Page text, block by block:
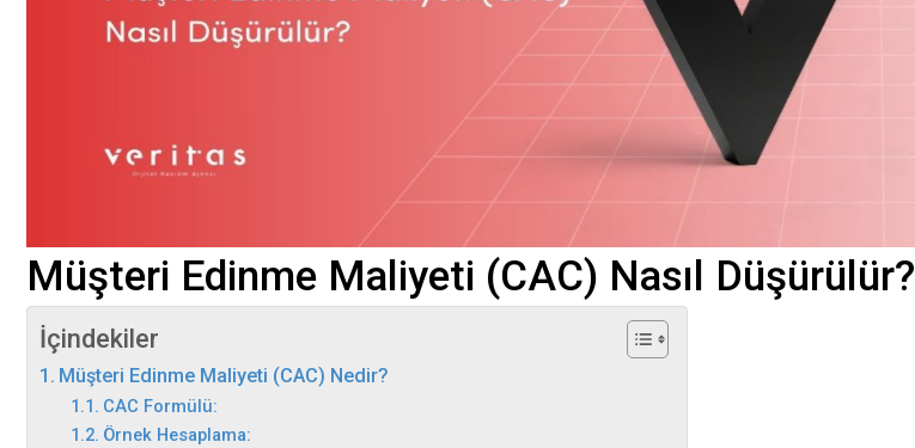
Müşteri Edinme Maliyeti (CAC) Nasıl Düşürülür?
İçindekiler
Müşteri Edinme Maliyeti (CAC) Nedir?
CAC Formülü:
Örnek Hesaplama: